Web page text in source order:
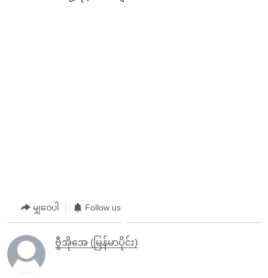
မျှဝေပါ Follow us
ဗွီအိုအေ (မြန်မာပိုင်း)